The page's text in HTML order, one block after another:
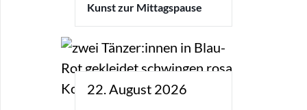
Kunst zur Mittagspause
22. August 2026